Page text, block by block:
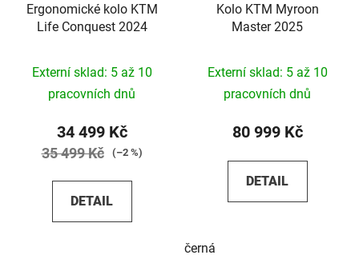
Ergonomické kolo KTM
Life Conquest 2024
Externí sklad: 5 až 10
pracovních dnů
34 499 Kč
35 499 Kč (–2 %)
DETAIL
Kolo KTM Myroon
Master 2025
Externí sklad: 5 až 10
pracovních dnů
80 999 Kč
DETAIL
černá